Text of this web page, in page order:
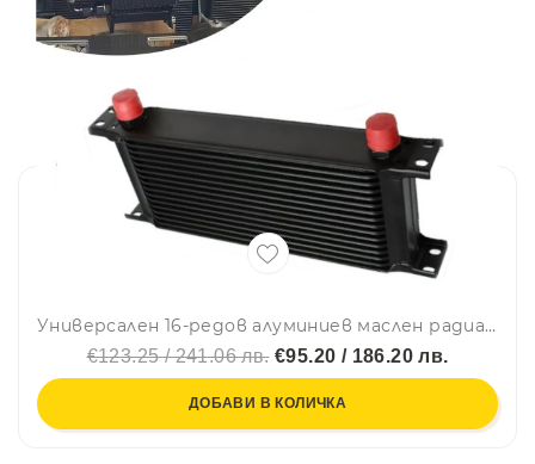
Универсален 16-редов алуминиев маслен радиатор / охладител за масло AN10 37° – черен
€123.25 / 241.06 лв.€95.20 / 186.20 лв.
ДОБАВИ В КОЛИЧКА